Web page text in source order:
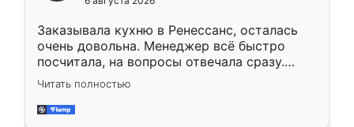
мебели буду заказывать только здесь.
Заказывала кухню в Ренессанс, осталась
очень довольна. Менеджер всё быстро
посчитала, на вопросы отвечала сразу.
Замерщик приехал в субботу, подошёл к
делу со всей ответственностью. Собрали
за день, ребята работали аккуратно, даже
Читать полностью